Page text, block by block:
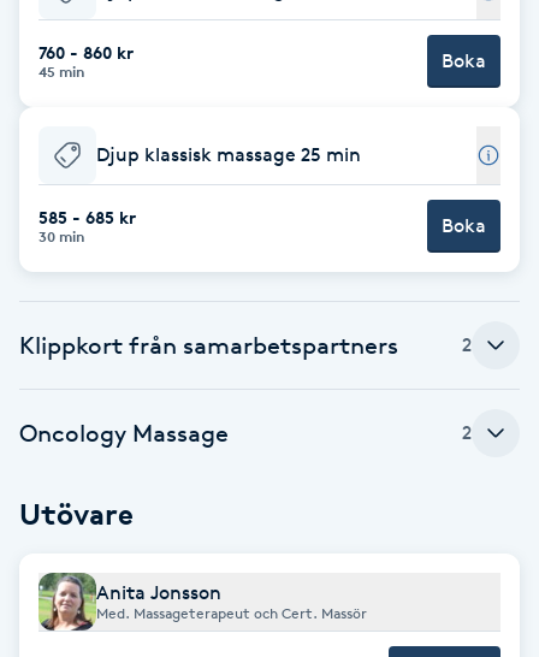
Babylights
Balayage
Barber
Blowout
Bottenfärg
Brynformning
760 - 860 kr
45 min Boka
Djup klassisk massage 25 min
585 - 685 kr
30 min Boka
Klippkort från samarbetspartners 2
Oncology Massage 2
Utövare
Anita Jonsson
Med. Massageterapeut och Cert. Massör